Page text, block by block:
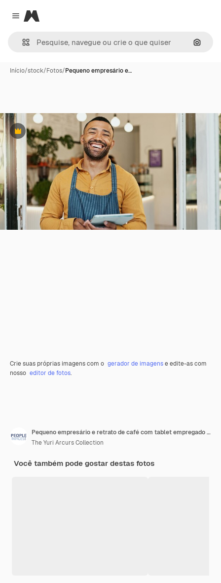
Close menu
Magnific
Início/stock/Fotos/Pequeno empresário e…
Premium
Crie suas próprias imagens com o gerador de imagense edite-as com
nosso editor de fotos.
Pequeno empresário e retrato de café com tablet empregado feliz e inventário on-line ou encomenda de site Café de hospitalidade e porta para atendimento ao cliente garçom e restaurante com internet
The Yuri Arcurs Collection
Você também pode gostar destas fotos